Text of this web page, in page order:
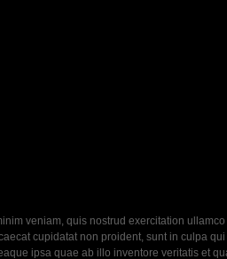
veniam, quis nostrud exercitation
cupidatat non proident, sunt in culpa
ipsa quae ab illo inventore veritatis et